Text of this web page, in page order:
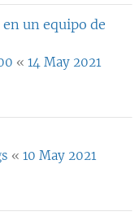
un equipo de
« 14 May 2021
« 10 May 2021